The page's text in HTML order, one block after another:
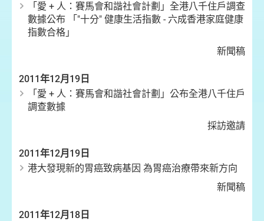
「愛 + 人：賽馬會和諧社會計劃」全港八千住戶調查
數據公布 「"十分" 健康生活指數 - 六成香港家庭健康
指數合格」
新聞稿
2011年12月19日
「愛 + 人：賽馬會和諧社會計劃」公布全港八千住戶
調查數據
採訪邀請
2011年12月19日
港大發現新的胃癌致病基因 為胃癌治療帶來新方向
新聞稿
2011年12月18日